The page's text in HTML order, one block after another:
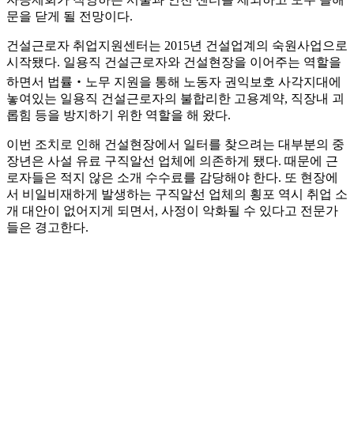
문을 닫게 될 전망이다.
건설근로자 취업지원센터는 2015년 건설업계의 숙원사업으로
시작됐다. 일용직 건설근로자와 건설현장을 이어주는 역할을
하면서 법률‧노무 지원을 통해 노동자 권익보호 사각지대에
놓여있는 일용직 건설근로자의 불합리한 고용계약, 직장내 괴
롭힘 등을 방지하기 위한 역할을 해 왔다.
이번 조치로 인해 건설현장에서 일터를 찾으려는 대부분의 중
장년은 사설 유료 구직알선 업체에 의존하게 됐다. 때문에 근
로자들은 적지 않은 소개 수수료를 감당해야 한다. 또 현장에
서 비일비재하게 발생하는 구직알선 업체의 횡포 역시 취업 소
개 대안이 없어지게 되면서, 사정이 악화될 수 있다고 전문가
들은 경고한다.